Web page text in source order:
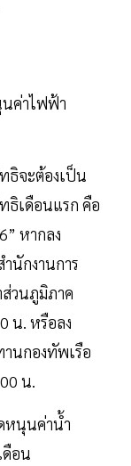
นค่าไฟฟ้า
ธิจะต้องเป็น
ธิเดือนแรก คือ
หากลง
นักงานการ
วนภูมิภาค
น. หรือลง
นกองทัพเรือ
น.
หนุนค่าน้ำ
ดือน